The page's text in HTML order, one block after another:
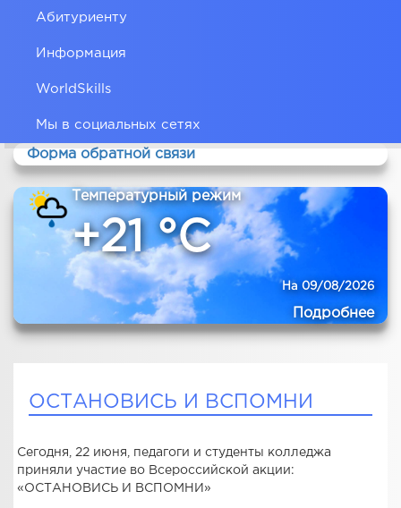
Абитуриенту
Информация
WorldSkills
Мы в социальных сетях
Форма обратной связи
Температурный режим
+21 °C
На 09/08/2026
Подробнее
ОСТАНОВИСЬ И ВСПОМНИ
Сегодня, 22 июня, педагоги и студенты колледжа
приняли участие во Всероссийской акции:
«ОСТАНОВИСЬ И ВСПОМНИ»